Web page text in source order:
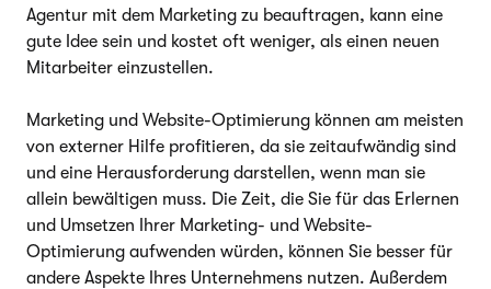
Agentur mit dem Marketing zu beauftragen, kann eine
gute Idee sein und kostet oft weniger, als einen neuen
Mitarbeiter einzustellen.
Marketing und Website-Optimierung können am meisten
von externer Hilfe profitieren, da sie zeitaufwändig sind
und eine Herausforderung darstellen, wenn man sie
allein bewältigen muss. Die Zeit, die Sie für das Erlernen
und Umsetzen Ihrer Marketing- und Website-
Optimierung aufwenden würden, können Sie besser für
andere Aspekte Ihres Unternehmens nutzen. Außerdem